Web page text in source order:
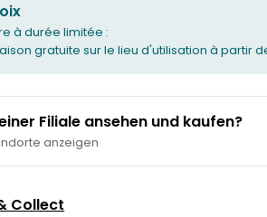
à durée limitée :
gratuite sur le lieu d'utilisation à partir
Filiale ansehen und kaufen?
anzeigen
Collect